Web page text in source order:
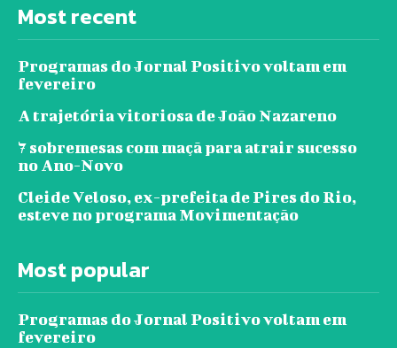
Most recent
Programas do Jornal Positivo voltam em
fevereiro
A trajetória vitoriosa de João Nazareno
7 sobremesas com maçã para atrair sucesso
no Ano-Novo
Cleide Veloso, ex-prefeita de Pires do Rio,
esteve no programa Movimentação
Most popular
Programas do Jornal Positivo voltam em
fevereiro